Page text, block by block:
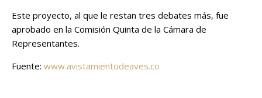
Este proyecto, al que le restan tres debates más, fue
aprobado en la Comisión Quinta de la Cámara de
Representantes.
Fuente: www.avistamientodeaves.co